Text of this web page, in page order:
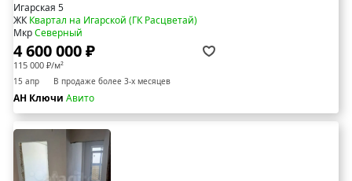
Игарская 5
ЖККвартал на Игарской (ГК Расцветай)
МкрСеверный
4 600 000 ₽
115 000 ₽/м²
15 апр В продаже более 3-х месяцев
АН Ключи Авито